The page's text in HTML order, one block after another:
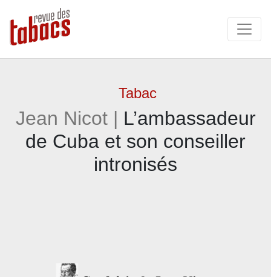
Tabac
Jean Nicot | L’ambassadeur
de Cuba et son conseiller
intronisés